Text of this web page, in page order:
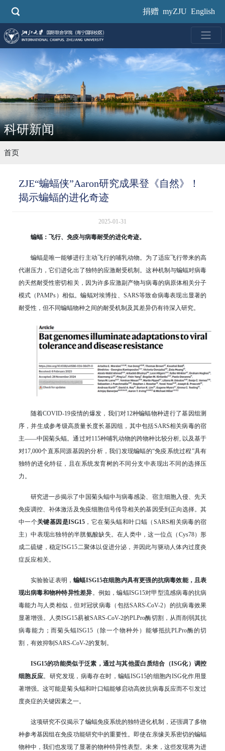
要
捐赠 myZJU English
科研新闻
首页
ZJE“蝙蝠侠”Aaron研究成果登《自然》！
揭示蝙蝠的进化奇迹
2025-01-31
蝙蝠：飞行、免疫与病毒耐受的进化奇迹。
蝙蝠是唯一能够进行主动飞行的哺乳动物。为了适应飞行带来的高
代谢压力，它们进化出了独特的应激耐受机制。这种机制与蝙蝠对病毒
的天然耐受性密切相关，因为许多应激副产物与病毒的病原体相关分子
模式（PAMPs）相似。蝙蝠对埃博拉、SARS等致命病毒表现出显著的
耐受性，但不同蝙蝠物种之间的耐受机制及其差异仍有待深入研究。
随着COVID-19疫情的爆发，我们对12种蝙蝠物种进行了基因组测
序，并生成参考级高质量长度长基因组，其中包括SARS相关病毒的宿
主——中国菊头蝠。通过对115种哺乳动物的跨物种比较分析, 以及基于
对17,000个直系同源基因的分析，我们发现蝙蝠的“免疫系统过程”具有
独特的进化特征，且在系统发育树的不同分支中表现出不同的选择压
力。
研究进一步揭示了中国菊头蝠中与病毒感染、宿主细胞入侵、先天
免疫调控、补体激活及免疫细胞信号传导相关的基因受到正向选择。其
中一个关键基因是ISG15 ，它在菊头蝠和叶口蝠（SARS相关病毒的宿
主）中表现出独特的半胱氨酸缺失。在人类中，这一位点（Cys78）形
成二硫键，稳定ISG15二聚体以促进分泌，并因此与驱动人体内过度炎
症反应相关。
实验验证表明，蝙蝠ISG15在细胞内具有更强的抗病毒效能，且表
现出病毒和物种特异性差异 。例如，蝙蝠ISG15对甲型流感病毒的抗病
毒能力与人类相似，但对冠状病毒（包括SARS-CoV-2）的抗病毒效果
显著增强。人类ISG15易被SARS-CoV-2的PLPro酶切割，从而削弱其抗
病毒能力；而菊头蝠ISG15（除一个物种外）能够抵抗PLPro酶的切
割，有效抑制SARS-CoV-2的复制。
ISG15的功能类似于泛素，通过与其他蛋白质结合（ISG化）调控
细胞反应。研究发现，病毒存在时，蝙蝠ISG15的细胞内ISG化作用显
著增强。这可能是菊头蝠和叶口蝠能够启动高效抗病毒反应而不引发过
度炎症的关键因素之一。
这项研究不仅揭示了蝙蝠免疫系统的独特进化机制，还强调了多物
种参考基因组在免疫功能研究中的重要性。即使在亲缘关系密切的蝙蝠
物种中，我们也发现了显著的物种特异性表型。未来，这些发现将为进